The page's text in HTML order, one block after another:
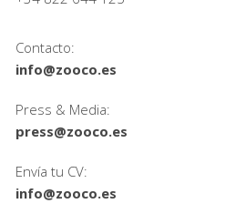
Contacto:
info@zooco.es
Press & Media:
press@zooco.es
Envía tu CV:
info@zooco.es